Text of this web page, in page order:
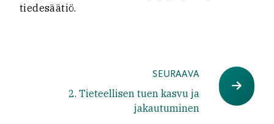
tiedesäätiö.
SEURAAVA
2. Tieteellisen tuen kasvu ja
jakautuminen